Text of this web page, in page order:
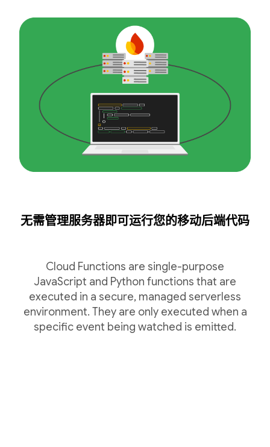
无需管理服务器即可运行您的移动后端代码
Cloud Functions are single-purpose
JavaScript and Python functions that are
executed in a secure, managed serverless
environment. They are only executed when a
specific event being watched is emitted.